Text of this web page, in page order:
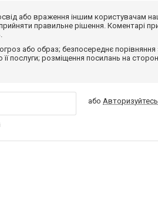
або враження іншим користувачам
правильне рішення. Коментарі
або образ; безпосереднє
послуги; розміщення посилань на
абоАвторизуйтесь